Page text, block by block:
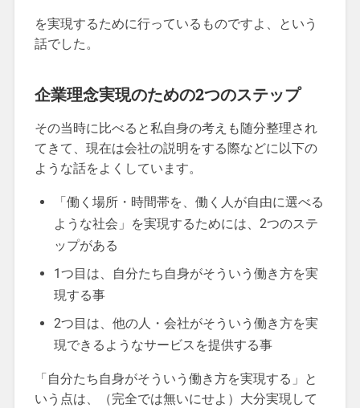
を実現するために行っているものですよ、という
話でした。
企業理念実現のための2つのステップ
その当時に比べると私自身の考えも随分整理され
てきて、現在は会社の説明をする際などに以下の
ような話をよくしています。
「働く場所・時間帯を、働く人が自由に選べる
ような社会」を実現するためには、2つのステ
ップがある
1つ目は、自分たち自身がそういう働き方を実
現する事
2つ目は、他の人・会社がそういう働き方を実
現できるようなサービスを提供する事
「自分たち自身がそういう働き方を実現する」と
いう点は、（完全では無いにせよ）大分実現して